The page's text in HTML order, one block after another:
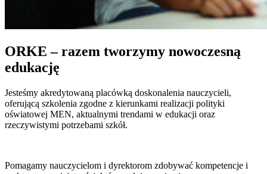
ORKE – razem tworzymy nowoczesną
edukację
Jesteśmy akredytowaną placówką doskonalenia nauczycieli,
oferującą szkolenia zgodne z kierunkami realizacji polityki
oświatowej MEN, aktualnymi trendami w edukacji oraz
rzeczywistymi potrzebami szkół.
Pomagamy nauczycielom i dyrektorom zdobywać kompetencje i